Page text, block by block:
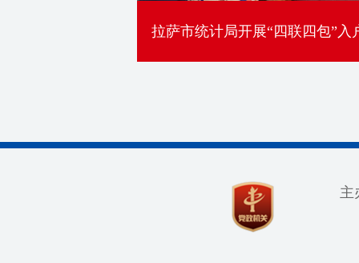
拉萨调查队开展消费价格数据
主